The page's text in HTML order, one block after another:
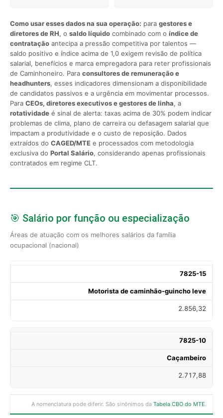
Como usar esses dados na sua operação: para gestores e
diretores de RH, o saldo líquido combinado com o índice de
contratação antecipa a pressão competitiva por talentos —
saldo positivo e índice acima de 1,0 exigem revisão de política
salarial, benefícios e marca empregadora para reter profissionais
de Caminhoneiro. Para consultores de remuneração e
headhunters, esses indicadores dimensionam a disponibilidade
de candidatos passivos e a urgência em movimentar processos.
Para CEOs, diretores executivos e gestores de linha, a
rotatividade é sinal de alerta: taxas acima de 30% podem indicar
problemas de clima, plano de carreira ou defasagem salarial que
impactam a produtividade e o custo de reposição. Dados
extraídos do CAGED/MTE e processados com metodologia
exclusiva do Portal Salário, considerando apenas profissionais
contratados em regime CLT.
🎯 Salário por função ou especialização
Áreas de atuação com os melhores salários da família
ocupacional (nacional)
7825-15
Motorista de caminhão-guincho leve
2.856,32
7825-10
Caçambeiro
2.717,88
A nomenclatura pode diferir. São sinônimos da Tabela CBO do MTE.